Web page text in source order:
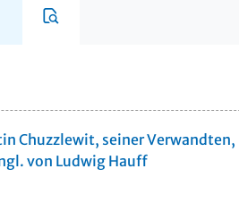
Chuzzlewit, seiner Verwandten,
von Ludwig Hauff